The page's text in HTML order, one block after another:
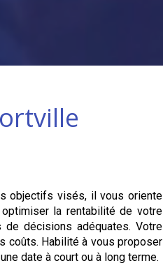
objectifs visés, il vous oriente
la rentabilité de votre
décisions adéquates. Votre
coûts. Habilité à vous proposer
date à court ou à long terme.